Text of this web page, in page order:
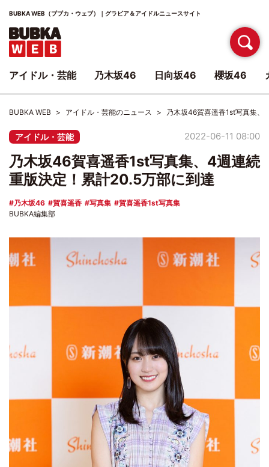
BUBKA WEB（ブブカ・ウェブ）｜グラビア＆アイドルニュースサイト
BUBKA WEB アイドル・芸能のニュース 乃木坂46賀喜遥香1st写真集、
アイドル・芸能 2022-06-11 08:00
乃木坂46賀喜遥香1st写真集、4週連続
重版決定！累計20.5万部に到達
乃木坂46 賀喜遥香 写真集
賀喜遥香1st写真集
BUBKA編集部
アイドル・芸能 乃木坂46 日向坂46 櫻坂46